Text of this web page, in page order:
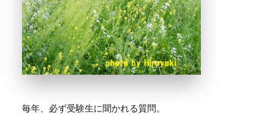
毎年、必ず受験生に聞かれる質問。